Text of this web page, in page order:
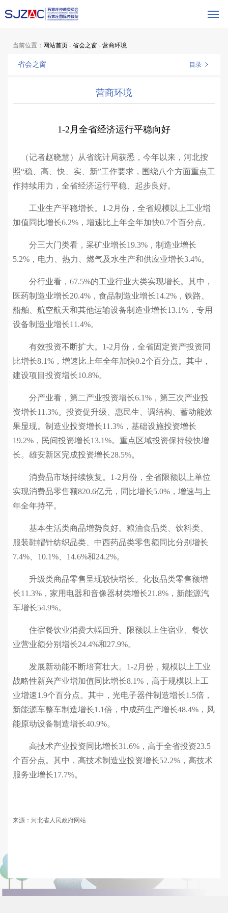
当前位置： 网站首页 - 省会之窗 - 营商环境
省会之窗 目录
营商环境
1-2月全省经济运行平稳向好
（记者赵晓慧）从省统计局获悉，今年以来，河北按
照“稳、高、快、实、新”工作要求，围绕八个方面重点工
作持续用力，全省经济运行平稳、起步良好。
工业生产平稳增长。1-2月份，全省规模以上工业增
加值同比增长6.2%，增速比上年全年加快0.7个百分点。
分三大门类看，采矿业增长19.3%，制造业增长
5.2%，电力、热力、燃气及水生产和供应业增长3.4%。
分行业看，67.5%的工业行业大类实现增长。其中，
医药制造业增长20.4%，食品制造业增长14.2%，铁路、
船舶、航空航天和其他运输设备制造业增长13.1%，专用
设备制造业增长11.4%。
有效投资不断扩大。1-2月份，全省固定资产投资同
比增长8.1%，增速比上年全年加快0.2个百分点。其中，
建设项目投资增长10.8%。
分产业看，第二产业投资增长6.1%，第三次产业投
资增长11.3%。投资促升级、惠民生、调结构、蓄动能效
果显现。制造业投资增长11.3%，基础设施投资增长
19.2%，民间投资增长13.1%。重点区域投资保持较快增
长。雄安新区完成投资增长28.5%。
消费品市场持续恢复。1-2月份，全省限额以上单位
实现消费品零售额820.6亿元，同比增长5.0%，增速与上
年全年持平。
基本生活类商品增势良好。粮油食品类、饮料类、
服装鞋帽针纺织品类、中西药品类零售额同比分别增长
7.4%、10.1%、14.6%和24.2%。
升级类商品零售呈现较快增长。化妆品类零售额增
长11.3%，家用电器和音像器材类增长21.8%，新能源汽
车增长54.9%。
住宿餐饮业消费大幅回升。限额以上住宿业、餐饮
业营业额分别增长24.4%和27.9%。
发展新动能不断培育壮大。1-2月份，规模以上工业
战略性新兴产业增加值同比增长8.1%，高于规模以上工
业增速1.9个百分点。其中，光电子器件制造增长1.5倍，
新能源车整车制造增长1.1倍，中成药生产增长48.4%，风
能原动设备制造增长40.9%。
高技术产业投资同比增长31.6%，高于全省投资23.5
个百分点。其中，高技术制造业投资增长52.2%，高技术
服务业增长17.7%。
来源：河北省人民政府网站